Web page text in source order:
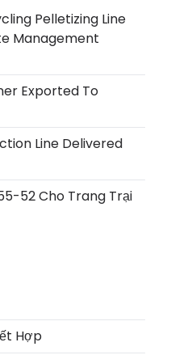
Pelletizing Line
Management
Exported To
Line Delivered
52 Cho Trang Trại
Hợp